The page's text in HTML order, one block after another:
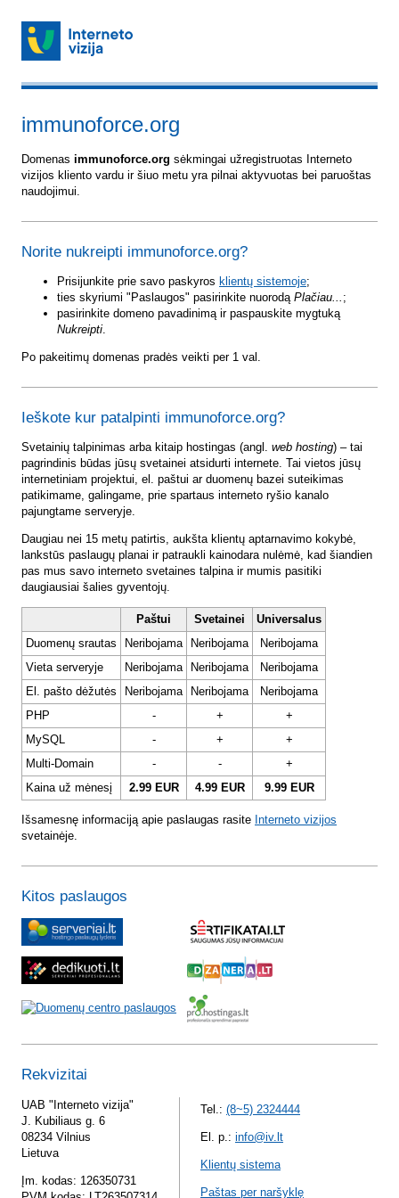
immunoforce.org
Domenas immunoforce.org sėkmingai užregistruotas Interneto
vizijos kliento vardu ir šiuo metu yra pilnai aktyvuotas bei paruoštas
naudojimui.
Norite nukreipti immunoforce.org?
Prisijunkite prie savo paskyros klientų sistemoje;
ties skyriumi "Paslaugos" pasirinkite nuorodą Plačiau... ;
pasirinkite domeno pavadinimą ir paspauskite mygtuką
Nukreipti.
Po pakeitimų domenas pradės veikti per 1 val.
Ieškote kur patalpinti immunoforce.org?
Svetainių talpinimas arba kitaip hostingas (angl. web hosting) – tai
pagrindinis būdas jūsų svetainei atsidurti internete. Tai vietos jūsų
internetiniam projektui, el. paštui ar duomenų bazei suteikimas
patikimame, galingame, prie spartaus interneto ryšio kanalo
pajungtame serveryje.
Daugiau nei 15 metų patirtis, aukšta klientų aptarnavimo kokybė,
lankstūs paslaugų planai ir patraukli kainodara nulėmė, kad šiandien
pas mus savo interneto svetaines talpina ir mumis pasitiki
daugiausiai šalies gyventojų.
Paštui Svetainei
Universalus
Duomenų srautas
Neribojama Neribojama
Neribojama
Vieta serveryje
Neribojama Neribojama
Neribojama
El. pašto dėžutės
Neribojama Neribojama
Neribojama
PHP
- +
+
MySQL
- +
+
Multi-Domain
- -
+
Kaina už mėnesį
2.99 EUR 4.99 EUR 9.99 EUR
Išsamesnę informaciją apie paslaugas rasite Interneto vizijos
svetainėje.
Kitos paslaugos
Rekvizitai
UAB "Interneto vizija"
J. Kubiliaus g. 6
08234 Vilnius
Lietuva
Įm. kodas: 126350731
Tel.: (8~5) 2324444
El. p.: info@iv.lt
Klientų sistema
Paštas per naršyklę